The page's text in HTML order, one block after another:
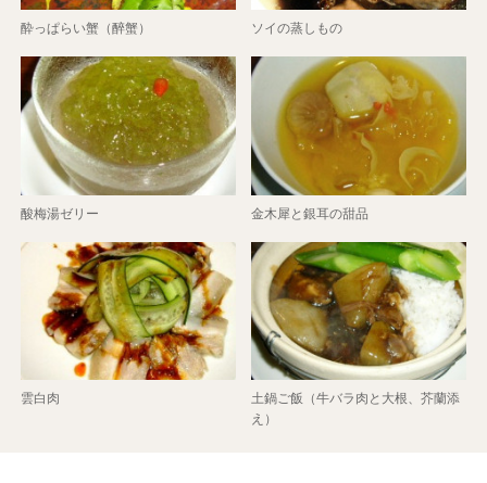
酔っぱらい蟹（醉蟹） ソイの蒸しもの
酸梅湯ゼリー 金木犀と銀耳の甜品
雲白肉
土鍋ご飯（牛バラ肉と大根、芥蘭添
え）